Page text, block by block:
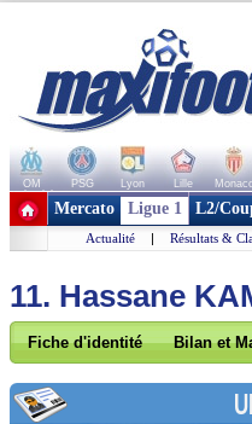
OM PSG Lyon Lille
+ de clubs
Mercato Ligue 1 L2/
Actualité | Résultats &
11. Hassane
Fiche d'identité Bilan et